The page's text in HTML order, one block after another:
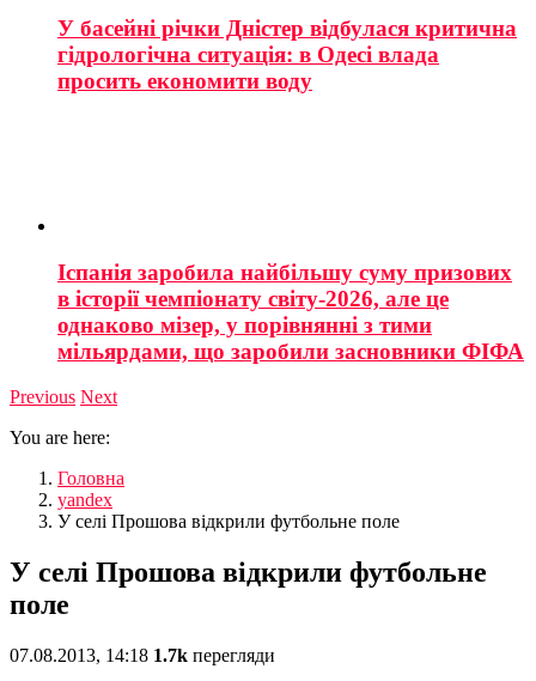
У басейні річки Дністер відбулася критична
гідрологічна ситуація: в Одесі влада
просить економити воду
Іспанія заробила найбільшу суму призових
в історії чемпіонату світу-2026, але це
однаково мізер, у порівнянні з тими
мільярдами, що заробили засновники ФІФА
Previous Next
You are here:
Головна
yandex
У селі Прошова відкрили футбольне поле
У селі Прошова відкрили футбольне
поле
07.08.2013, 14:18 1.7k перегляди